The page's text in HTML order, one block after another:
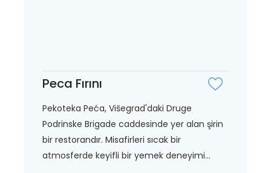
Peca Fırını
Pekoteka Peća, Višegrad'daki Druge
Podrinske Brigade caddesinde yer alan şirin
bir restorandır. Misafirleri sıcak bir
atmosferde keyifli bir yemek deneyimi...